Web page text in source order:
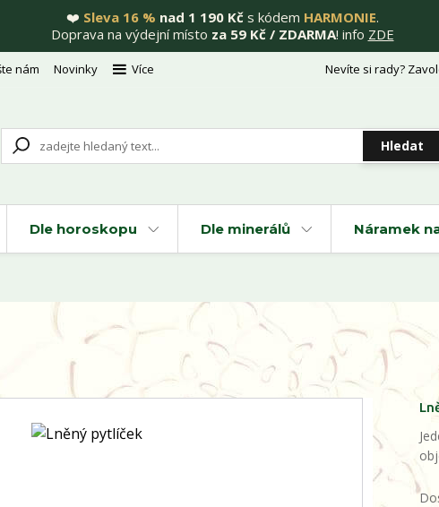
❤️ Sleva 16 % nad 1 190 Kčs kódem HARMONIE.
Doprava na výdejní místo za 59 Kč / ZDARMA! info ZDE
nám Novinky Více
Hledat
Nevíte si rady?
Dle horoskopu Dle minerálů Náramek